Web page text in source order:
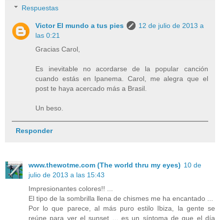
Respuestas
Victor El mundo a tus pies
12 de julio de 2013 a
las 0:21
Gracias Carol,
Es inevitable no acordarse de la popular canción
cuando estás en Ipanema. Carol, me alegra que el
post te haya acercado más a Brasil.
Un beso.
Responder
www.thewotme.com (The world thru my eyes) 10 de
julio de 2013 a las 15:43
Impresionantes colores!! ...
El tipo de la sombrilla llena de chismes me ha encantado ...
Por lo que parece, al más puro estilo Ibiza, la gente se
reúne para ver el sunset ... es un síntoma de que el día